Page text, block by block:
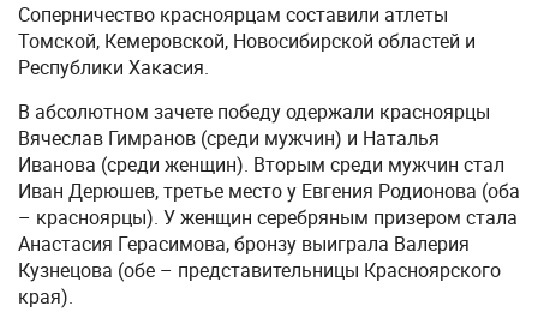
Соперничество красноярцам составили атлеты
Томской, Кемеровской, Новосибирской областей и
Республики Хакасия.
В абсолютном зачете победу одержали красноярцы
Вячеслав Гимранов (среди мужчин) и Наталья
Иванова (среди женщин). Вторым среди мужчин стал
Иван Дерюшев, третье место у Евгения Родионова (оба
– красноярцы). У женщин серебряным призером стала
Анастасия Герасимова, бронзу выиграла Валерия
Кузнецова (обе – представительницы Красноярского
края).